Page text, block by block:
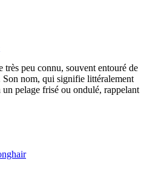
très peu connu, souvent entouré de
Son nom, qui signifie littéralement
pelage frisé ou ondulé, rappelant